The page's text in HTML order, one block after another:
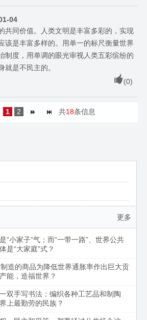
04
共同价值。人类文明是丰富多彩的，实现
该是丰富多样的。用单一的标尺衡量世界
制度，用单调的眼光审视人类五彩缤纷的
就是不民主的。
(0)
1 2 共18条信息
更多
“小家子”气；而“一带一路”、世界公共
是“大家庭”式？
造的商品为降低世界通胀率作出巨大贡
能，造福世界？
双手写书法；编织各种工艺品和制陶
上最勤劳的民族？